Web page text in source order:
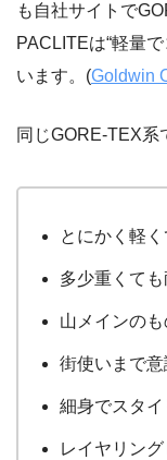
も自社サイトで
PACLITEは“軽量
います。(Goldwin
同じGORE-TEX系
とにかく軽
多少重くて
山メインのも
街使いまで
細身でスタ
レイヤリン